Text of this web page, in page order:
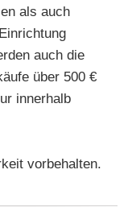
als auch
auch die
über 500 €
innerhalb
vorbehalten.